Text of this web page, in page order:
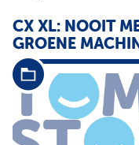
CX XL: NOOIT
GROENE